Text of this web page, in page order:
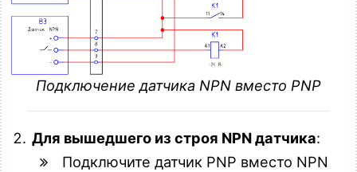
Подключение датчика NPN вместо PNP
Для вышедшего из строя NPN датчика:
Подключите датчик PNP вместо NPN